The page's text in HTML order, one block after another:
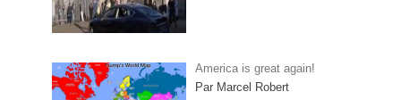
America is great again!
Par Marcel Robert